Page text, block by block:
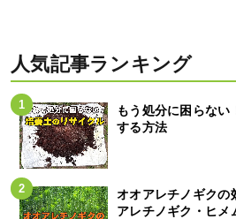
人気記事ランキング
もう処分に困らな
する方法
オオアレチノギクの
アレチノギク・ヒメ